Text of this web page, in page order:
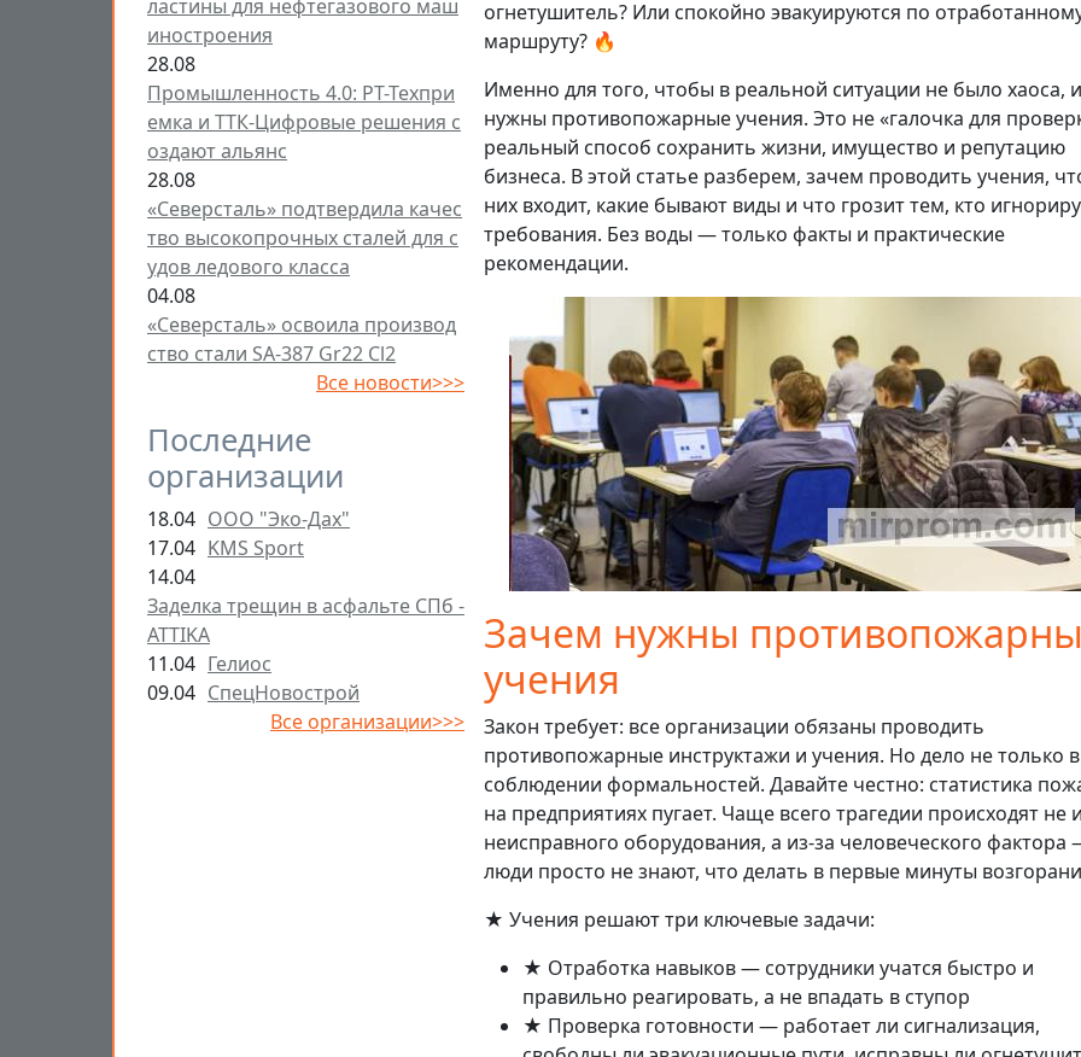
ластины для нефтегазового маш
иностроения
28.08
Промышленность 4.0: РТ-Техпри
емка и ТТК-Цифровые решения с
оздают альянс
28.08
«Северсталь» подтвердила качес
тво высокопрочных сталей для с
удов ледового класса
04.08
«Северсталь» освоила производ
ство стали SA-387 Gr22 Cl2
Все новости>>>
Последние
организации
18.04 ООО "Эко-Дах"
17.04 KMS Sport
14.04
Заделка трещин в асфальте СПб -
ATTIKA
11.04 Гелиос
09.04 СпецНовострой
Все организации>>>
огнетушитель? Или спокойно эвакуируются по
маршруту? 🔥
Именно для того, чтобы в реальной ситуации не было хаоса, и
нужны противопожарные учения. Это не «галочка для
реальный способ сохранить жизни, имущество и репутацию
бизнеса. В этой статье разберем, зачем проводить учения,
них входит, какие бывают виды и что грозит тем, кто
требования. Без воды — только факты и практические
рекомендации.
Зачем нужны
учения
Закон требует: все организации обязаны проводить
противопожарные инструктажи и учения. Но дело не только в
соблюдении формальностей. Давайте честно: статистика
на предприятиях пугает. Чаще всего трагедии происходят не
неисправного оборудования, а из-за человеческого фактора
люди просто не знают, что делать в первые минуты
★ Учения решают три ключевые задачи:
★ Отработка навыков — сотрудники учатся быстро и
правильно реагировать, а не впадать в ступор
★ Проверка готовности — работает ли сигнализация,